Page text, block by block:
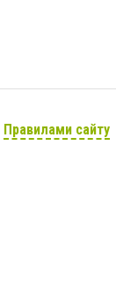
Правилами сайту